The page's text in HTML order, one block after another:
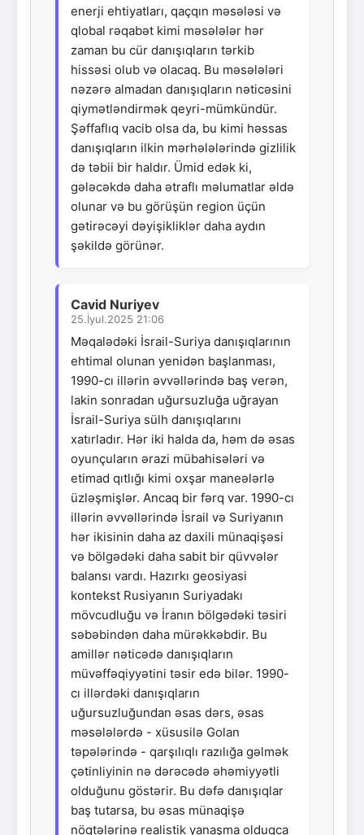
enerji ehtiyatları, qaçqın məsələsi və
qlobal rəqabət kimi məsələlər hər
zaman bu cür danışıqların tərkib
hissəsi olub və olacaq. Bu məsələləri
nəzərə almadan danışıqların nəticəsini
qiymətləndirmək qeyri-mümkündür.
Şəffaflıq vacib olsa da, bu kimi həssas
danışıqların ilkin mərhələlərində gizlilik
də təbii bir haldır. Ümid edək ki,
gələcəkdə daha ətraflı məlumatlar əldə
olunar və bu görüşün region üçün
gətirəcəyi dəyişikliklər daha aydın
şəkildə görünər.
Cavid Nuriyev
25.İyul.2025 21:06
Məqalədəki İsrail-Suriya danışıqlarının
ehtimal olunan yenidən başlanması,
1990-cı illərin əvvəllərində baş verən,
lakin sonradan uğursuzluğa uğrayan
İsrail-Suriya sülh danışıqlarını
xatırladır. Hər iki halda da, həm də əsas
oyunçuların ərazi mübahisələri və
etimad qıtlığı kimi oxşar maneələrlə
üzləşmişlər. Ancaq bir fərq var. 1990-cı
illərin əvvəllərində İsrail və Suriyanın
hər ikisinin daha az daxili münaqişəsi
və bölgədəki daha sabit bir qüvvələr
balansı vardı. Hazırkı geosiyasi
kontekst Rusiyanın Suriyadakı
mövcudluğu və İranın bölgədəki təsiri
səbəbindən daha mürəkkəbdir. Bu
amillər nəticədə danışıqların
müvəffəqiyyətini təsir edə bilər. 1990-
cı illərdəki danışıqların
uğursuzluğundan əsas dərs, əsas
məsələlərdə - xüsusilə Golan
təpələrində - qarşılıqlı razılığa gəlmək
çətinliyinin nə dərəcədə əhəmiyyətli
olduğunu göstərir. Bu dəfə danışıqlar
baş tutarsa, bu əsas münaqişə
nöqtələrinə realistik yanaşma olduqca